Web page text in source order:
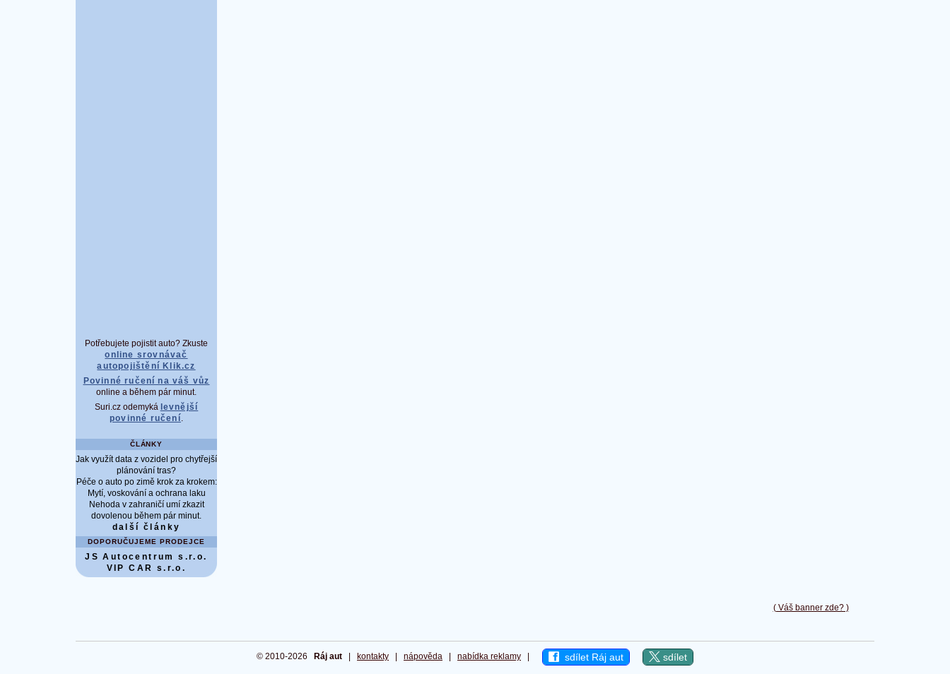
( Váš banner zde? )
Potřebujete pojistit auto? Zkuste
online srovnávač
autopojištění Klik.cz
Povinné ručení na váš vůz
online a během pár minut.
Suri.cz odemyká levnější
povinné ručení.
ČLÁNKY
Jak využít data z vozidel pro chytřejší
plánování tras?
Péče o auto po zimě krok za krokem:
Mytí, voskování a ochrana laku
Nehoda v zahraničí umí zkazit
dovolenou během pár minut.
další články
DOPORUČUJEME PRODEJCE
JS Autocentrum s.r.o.
VIP CAR s.r.o.
© 2010-2026 Ráj aut kontakty nápověda nabídka reklamy sdílet Ráj aut sdílet